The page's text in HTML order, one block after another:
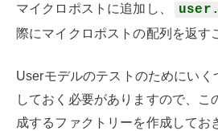
マイクロポストに追加し、
際にマイクロポストの配列を返す
Userモデルのテストのためにい
しておく必要がありますので、
成するファクトリーを作成してお